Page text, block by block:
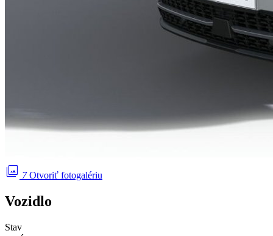
photo_library 7 Otvoriť fotogalériu
Vozidlo
Stav